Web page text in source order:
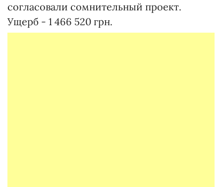
согласовали сомнительный проект.
Ущерб - 1 466 520 грн.